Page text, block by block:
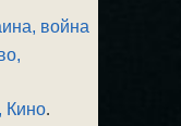
война
Кино.